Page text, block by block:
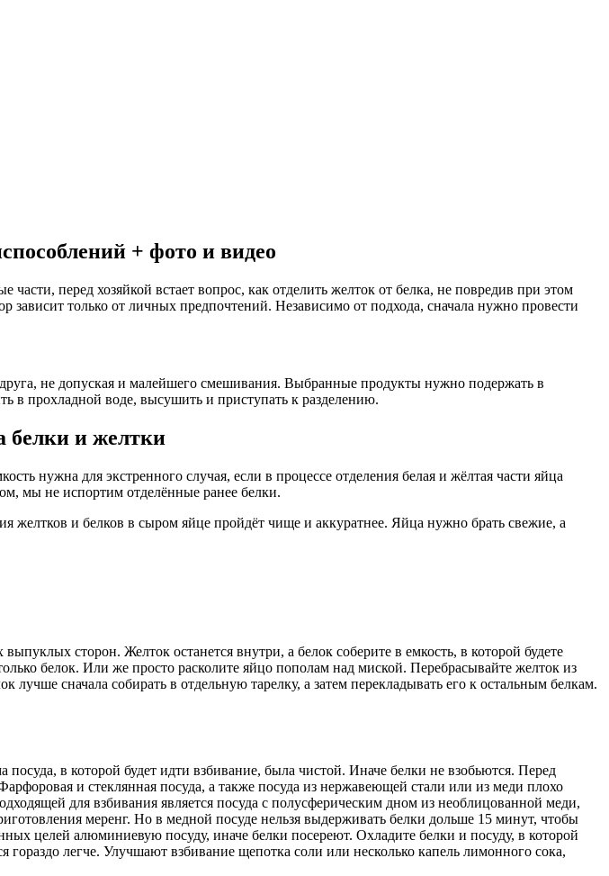
+ фото и видео
перед хозяйкой встает вопрос, как отделить желток от белка, не повредив при этом
только от личных предпочтений. Независимо от подхода, сначала нужно провести
не допуская и малейшего смешивания. Выбранные продукты нужно подержать в
в прохладной воде, высушить и приступать к разделению.
белки и желтки
нужна для экстренного случая, если в процессе отделения белая и жёлтая части яйца
мы не испортим отделённые ранее белки.
желтков и белков в сыром яйце пройдёт чище и аккуратнее. Яйца нужно брать свежие, а
сторон. Желток останется внутри, а белок соберите в емкость, в которой будете
белок. Или же просто расколите яйцо пополам над миской. Перебрасывайте желток из
сначала собирать в отдельную тарелку, а затем перекладывать его к остальным белкам.
в которой будет идти взбивание, была чистой. Иначе белки не взобьются. Перед
и стеклянная посуда, а также посуда из нержавеющей стали или из меди плохо
для взбивания является посуда с полусферическим дном из необлицованной меди,
меренг. Но в медной посуде нельзя выдерживать белки дольше 15 минут, чтобы
целей алюминиевую посуду, иначе белки посереют. Охладите белки и посуду, в которой
легче. Улучшают взбивание щепотка соли или несколько капель лимонного сока,